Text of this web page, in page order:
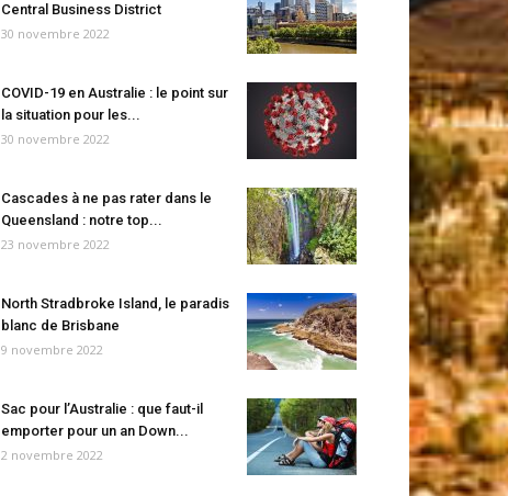
Central Business District
30 novembre 2022
COVID-19 en Australie : le point sur
la situation pour les...
30 novembre 2022
Cascades à ne pas rater dans le
Queensland : notre top...
23 novembre 2022
North Stradbroke Island, le paradis
blanc de Brisbane
9 novembre 2022
Sac pour l’Australie : que faut-il
emporter pour un an Down...
2 novembre 2022